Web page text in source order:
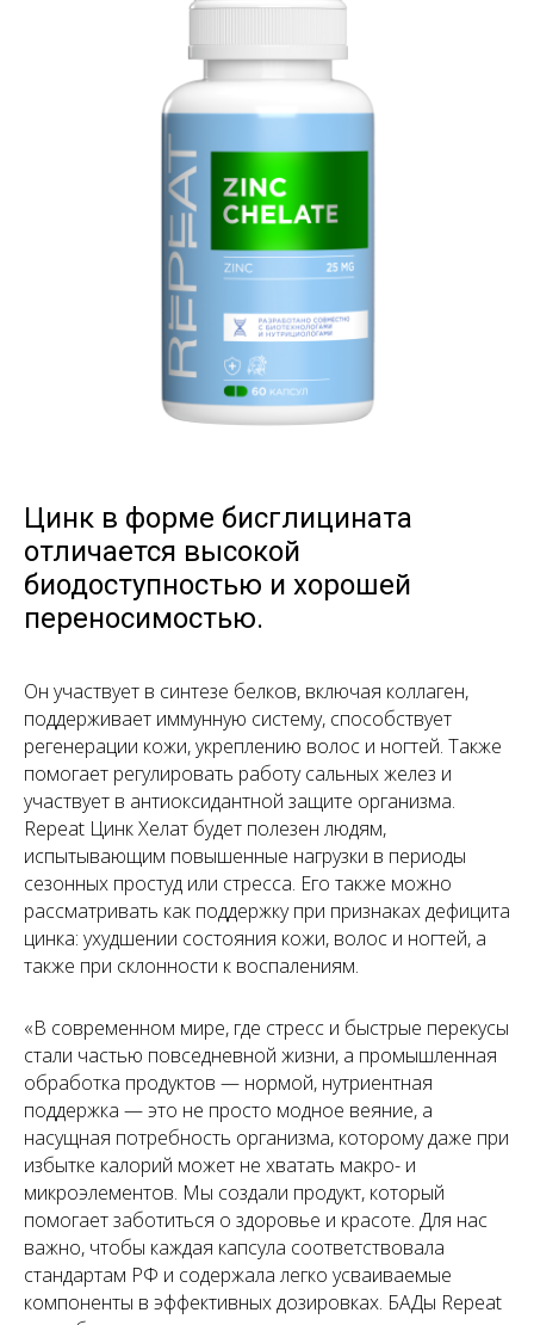
Цинк в форме бисглицината
отличается высокой
биодоступностью и хорошей
переносимостью.
Он участвует в синтезе белков, включая коллаген,
поддерживает иммунную систему, способствует
регенерации кожи, укреплению волос и ногтей. Также
помогает регулировать работу сальных желез и
участвует в антиоксидантной защите организма.
Repeat Цинк Хелат будет полезен людям,
испытывающим повышенные нагрузки в периоды
сезонных простуд или стресса. Его также можно
рассматривать как поддержку при признаках дефицита
цинка: ухудшении состояния кожи, волос и ногтей, а
также при склонности к воспалениям.
«В современном мире, где стресс и быстрые перекусы
стали частью повседневной жизни, а промышленная
обработка продуктов — нормой, нутриентная
поддержка — это не просто модное веяние, а
насущная потребность организма, которому даже при
избытке калорий может не хватать макро- и
микроэлементов. Мы создали продукт, который
помогает заботиться о здоровье и красоте. Для нас
важно, чтобы каждая капсула соответствовала
стандартам РФ и содержала легко усваиваемые
компоненты в эффективных дозировках. БАДы Repeat